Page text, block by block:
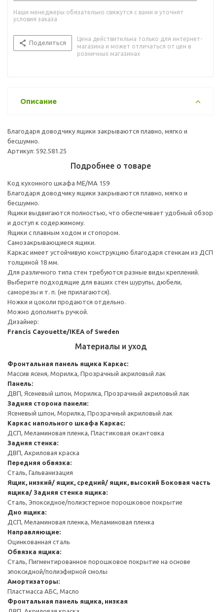
Наши менеджеры обязательно свяжутся с вами и уточнят
условия заказа
Поделиться
Цена действительна только для интернет-
магазина и может отличаться от цен в
розничных магазинах
Описание
Благодаря доводчику ящики закрываются плавно, мягко и
бесшумно.
Артикул: 592.581.25
Подробнее о товаре
Код кухонного шкафа ME/MA 159
Благодаря доводчику ящики закрываются плавно, мягко и
бесшумно.
Ящики выдвигаются полностью, что обеспечивает удобный обзор
и доступ к содержимому.
Ящики с плавным ходом и стопором.
Самозакрывающиеся ящики.
Каркас имеет устойчивую конструкцию благодаря стенкам из ДСП
толщиной 18 мм.
Для различного типа стен требуются разные виды креплений.
Выберите подходящие для ваших стен шурупы, дюбели,
саморезы и т. п. (не прилагаются).
Ножки и цоколи продаются отдельно.
Можно дополнить ручкой.
Дизайнер:
Francis Cayouette/IKEA of Sweden
Материалы и уход
Фронтальная панель ящика Каркас:
Массив ясеня, Морилка, Прозрачный акриловый лак
Панель:
ДВП, Ясеневый шпон, Морилка, Прозрачный акриловый лак
Задняя сторона панели:
Ясеневый шпон, Морилка, Прозрачный акриловый лак
Каркас напольного шкафа Каркас:
ДСП, Меламиновая пленка, Пластиковая окантовка
Задняя стенка:
ДВП, Акриловая краска
Передняя обвязка:
Сталь, Гальванизация
Ящик, низкий/ ящик, средний/ ящик, высокий Боковая часть
ящика/ Задняя стенка ящика:
Сталь, Эпоксидное/полиэстерное порошковое покрытие
Дно ящика:
ДСП, Меламиновая пленка, Меламиновая пленка
Направляющие:
Оцинкованная сталь
Обвязка ящика:
Сталь, Пигментированное порошковое покрытие на основе
эпоксидной/полиэфирной смолы
Амортизаторы:
Пластмасса АБС, Масло
Фронтальная панель ящика, низкая